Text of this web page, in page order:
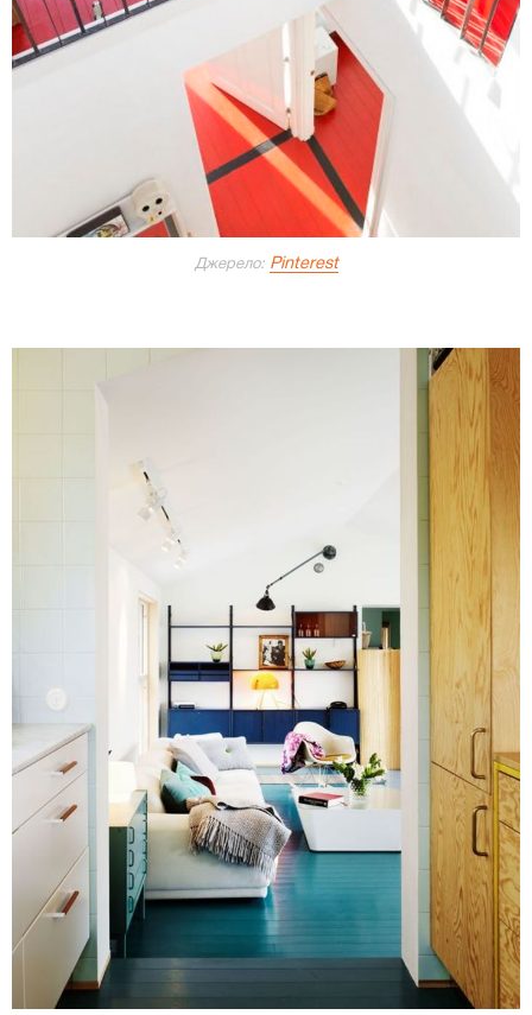
Джерело: Pinterest